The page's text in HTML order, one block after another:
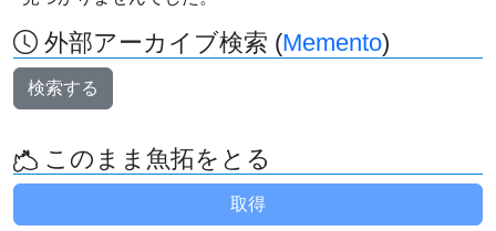
外部アーカイブ検索 (Memento)
検索する
このまま魚拓をとる